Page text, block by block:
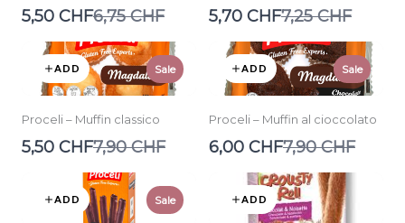
5,50 CHFCompare
6,75 CHF 5,70 CHFCompare
7,25 CHF
ADD Sale
Proceli – Muffin classico
5,50 CHFCompare
7,90 CHF
ADD Sale
Proceli – Muffin al cioccolato
6,00 CHFCompare
7,90 CHF
ADD Sale ADD